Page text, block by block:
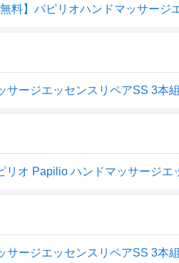
サージエッセンスリペアSS 3本組
サージエッセンスリペアSS 3本組